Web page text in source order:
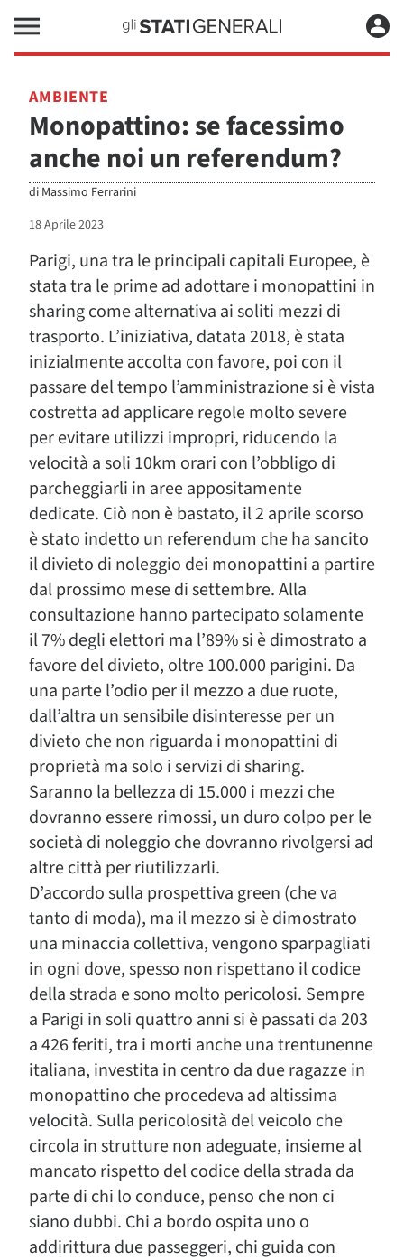
AMBIENTE
Monopattino: se facessimo
anche noi un referendum?
di Massimo Ferrarini
18 Aprile 2023
Parigi, una tra le principali capitali Europee, è
stata tra le prime ad adottare i monopattini in
sharing come alternativa ai soliti mezzi di
trasporto. L’iniziativa, datata 2018, è stata
inizialmente accolta con favore, poi con il
passare del tempo l’amministrazione si è vista
costretta ad applicare regole molto severe
per evitare utilizzi impropri, riducendo la
velocità a soli 10km orari con l’obbligo di
parcheggiarli in aree appositamente
dedicate. Ciò non è bastato, il 2 aprile scorso
è stato indetto un referendum che ha sancito
il divieto di noleggio dei monopattini a partire
dal prossimo mese di settembre. Alla
consultazione hanno partecipato solamente
il 7% degli elettori ma l’89% si è dimostrato a
favore del divieto, oltre 100.000 parigini. Da
una parte l’odio per il mezzo a due ruote,
dall’altra un sensibile disinteresse per un
divieto che non riguarda i monopattini di
proprietà ma solo i servizi di sharing.
Saranno la bellezza di 15.000 i mezzi che
dovranno essere rimossi, un duro colpo per le
società di noleggio che dovranno rivolgersi ad
altre città per riutilizzarli.
D’accordo sulla prospettiva green (che va
tanto di moda), ma il mezzo si è dimostrato
una minaccia collettiva, vengono sparpagliati
in ogni dove, spesso non rispettano il codice
della strada e sono molto pericolosi. Sempre
a Parigi in soli quattro anni si è passati da 203
a 426 feriti, tra i morti anche una trentunenne
italiana, investita in centro da due ragazze in
monopattino che procedeva ad altissima
velocità. Sulla pericolosità del veicolo che
circola in strutture non adeguate, insieme al
mancato rispetto del codice della strada da
parte di chi lo conduce, penso che non ci
siano dubbi. Chi a bordo ospita uno o
addirittura due passeggeri, chi guida con